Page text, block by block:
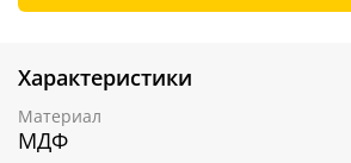
Характеристики
Материал
МДФ